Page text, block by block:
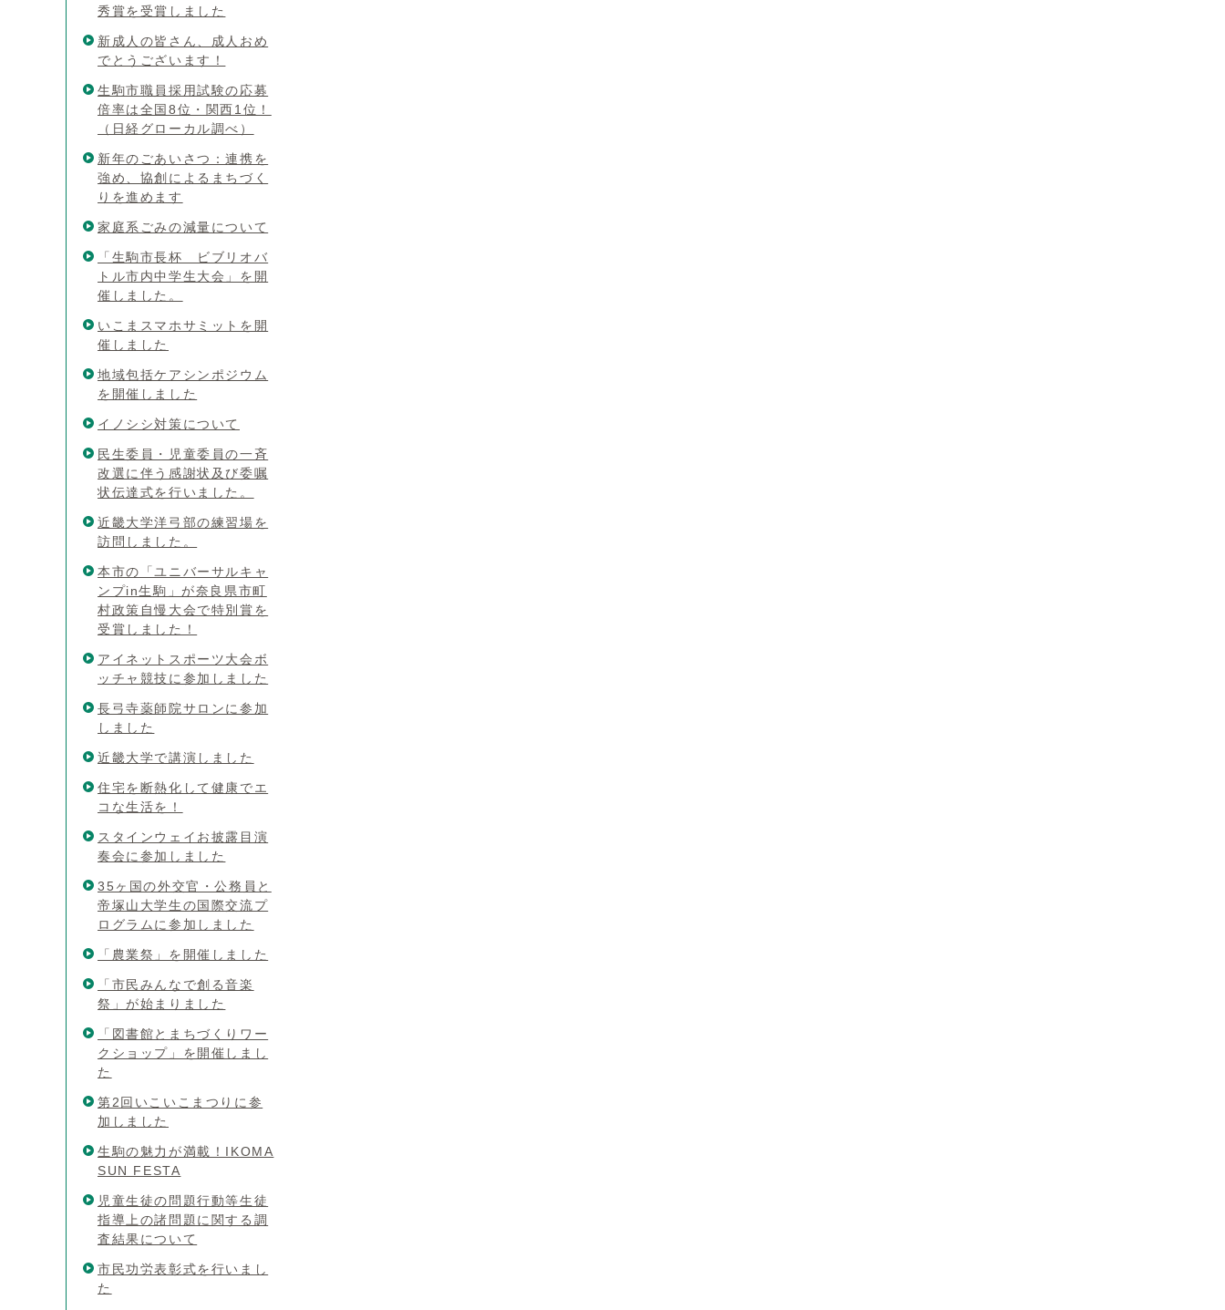
秀賞を受賞しました
新成人の皆さん、成人おめ
でとうございます！
生駒市職員採用試験の応募
倍率は全国8位・関西1位！
（日経グローカル調べ）
新年のごあいさつ：連携を
強め、協創によるまちづく
りを進めます
家庭系ごみの減量について
「生駒市長杯 ビブリオバ
トル市内中学生大会」を開
催しました。
いこまスマホサミットを開
催しました
地域包括ケアシンポジウム
を開催しました
イノシシ対策について
民生委員・児童委員の一斉
改選に伴う感謝状及び委嘱
状伝達式を行いました。
近畿大学洋弓部の練習場を
訪問しました。
本市の「ユニバーサルキャ
ンプin生駒」が奈良県市町
村政策自慢大会で特別賞を
受賞しました！
アイネットスポーツ大会ボ
ッチャ競技に参加しました
長弓寺薬師院サロンに参加
しました
近畿大学で講演しました
住宅を断熱化して健康でエ
コな生活を！
スタインウェイお披露目演
奏会に参加しました
35ヶ国の外交官・公務員と
帝塚山大学生の国際交流プ
ログラムに参加しました
「農業祭」を開催しました
「市民みんなで創る音楽
祭」が始まりました
「図書館とまちづくりワー
クショップ」を開催しまし
た
第2回いこいこまつりに参
加しました
生駒の魅力が満載！IKOMA
SUN FESTA
児童生徒の問題行動等生徒
指導上の諸問題に関する調
査結果について
市民功労表彰式を行いまし
た